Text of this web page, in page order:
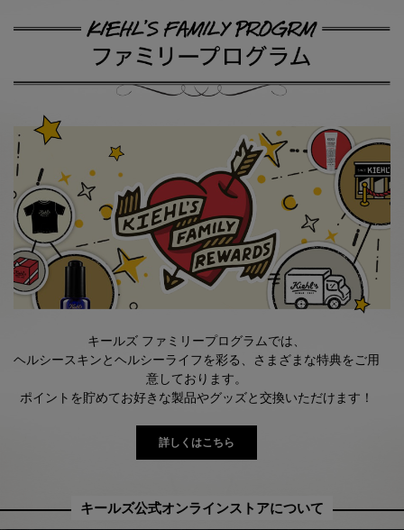
キールズ ファミリープログラムでは、
ヘルシースキンとヘルシーライフを彩る、さまざまな特典をご用
意しております。
ポイントを貯めてお好きな製品やグッズと交換いただけます！
詳しくはこちら
キールズ公式オンラインストアについて